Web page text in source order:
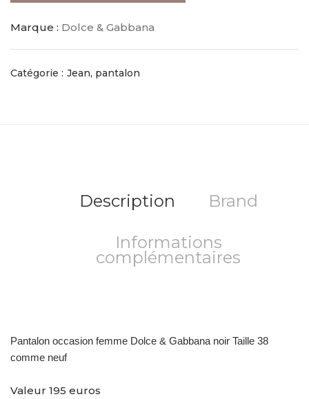
Marque : Dolce & Gabbana
Catégorie : Jean, pantalon
Description Brand
Informations
complémentaires
Pantalon occasion femme Dolce & Gabbana noir Taille 38
comme neuf
Valeur 195 euros